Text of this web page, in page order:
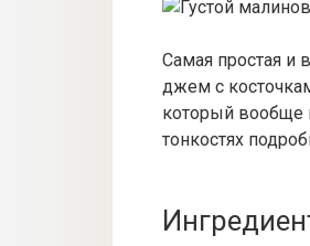
Самая простая и
джем с
который вообще
тонкостях